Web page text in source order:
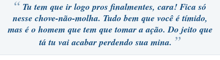
Tu tem que ir logo pros finalmentes, cara! Fica só
nesse chove-não-molha. Tudo bem que você é tímido,
mas é o homem que tem que tomar a ação. Do jeito que
tá tu vai acabar perdendo sua mina.